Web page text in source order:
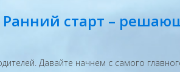
старт –
Давайте начнем с самого